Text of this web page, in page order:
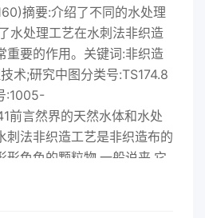
摘要:介绍了不同的水处理
水处理工艺在水刺法非织造
重要的作用。关键词:非织造
术;研究中图分类号:TS174.8
:1005-
言然界的天然水体和水处
刺法非织造工艺是非织造布的
形色色的颗粒物,一般说来,它
非织造工艺,这种工艺是以水